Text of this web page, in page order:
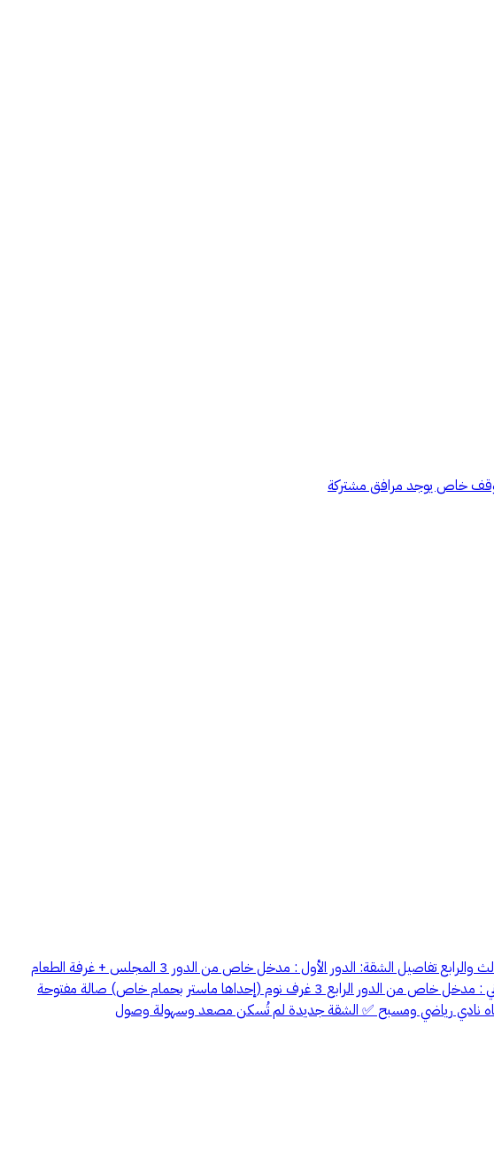
خاص يوجد مرافق مشتركة
للإيجار شقة دبلوكس في الخبر – حي البندريه – ( بالقرب من مستشفى الحبيب والحزام الذهبي ) 📐 المساحة: 214,29 م² – الدور الثالث والرابع تفاصيل الشقة: الدور الأول : مدخل خاص من الدور 3 المجلس + غرفة الطعام
مطبخ راكب كامل ثلاجه مع فرن 90 سم وشفاط و مايكرويف و شوايه دورة مياه مستقله 🧕 غرفة خادمة مع حمام مستقل الدور الثاني : مدخل خاص من الدور الرابع 3 غرف نوم (إحداها ماستر بحمام خاص) صالة مفتوحة
نادي رياضي ومسبح ✅️ الشقة جديدة لم تُسكن مصعد وسهولة وصول